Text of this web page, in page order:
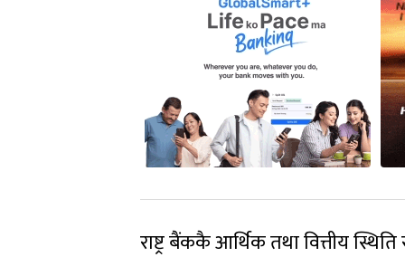
राष्ट्र बैंककै आर्थिक तथा वित्तीय